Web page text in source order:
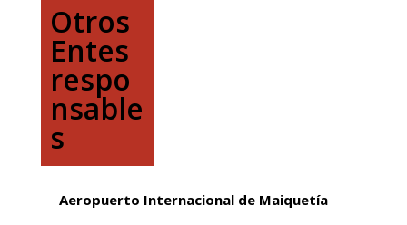
Otros
Entes
respo
nsable
s
Aeropuerto Internacional de Maiquetía